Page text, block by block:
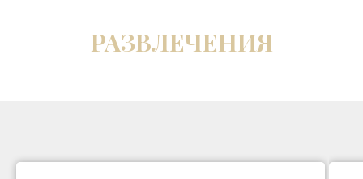
РАЗВЛЕЧЕНИЯ